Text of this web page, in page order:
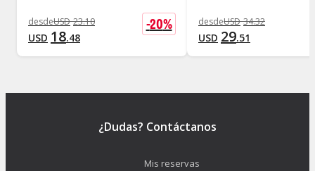
desdeUSD 23.10
USD 18.48
-20% desdeUSD 34.32
USD 29.51
¿Dudas? Contáctanos
Mis reservas